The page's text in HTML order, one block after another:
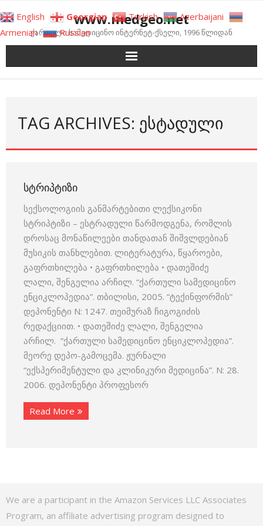
to
content
www.medgeo.net
ქართული სამედიცინო ინტერნეტ-ქსელი, 1996 წლიდან
TAG ARCHIVES: ᲔᲡᲢᲐᲓᲣᲚᲘ
ᲡᲢᲠᲘᲞᲢᲘᲖᲘ
სექსოლოგიის განმარტებითი ლექსიკონი
სტრიპტიზი – ესტრადული წარმოდგენა, რომლის
დროსაც მონაწილეები თანდათან შიშვლდებიან
მუსიკის თანხლებით. ლიტერატურა, წყაროები,
გაფრთხილება • გაფრთხილება • დათეშიძე
ლალი, შენგელია არჩილ. “ქართული სამედიცინო
ენციკლოპედია”. თბილისი, 2005. “ტექინფორმის”
დეპონენტი N: 1247. თეიმურაზ ჩიგოგიძის
რედაქციით. • დათეშიძე ლალი, შენგელია
არჩილ. “ქართული სამედიცინო ენციკლოპედია”.
მეორე დეპო-გამოცემა. ჟურნალი
“ექსპერიმენტული და კლინიკური მედიცინა”. N: 28.
2006. დეპონენტი პროფესორ
Read More
We are a participant in the Amazon Services LLC Associates
Program, an affiliate advertising program designed to
English Georgian Turkish
Azerbaijani
Armenian
Russian